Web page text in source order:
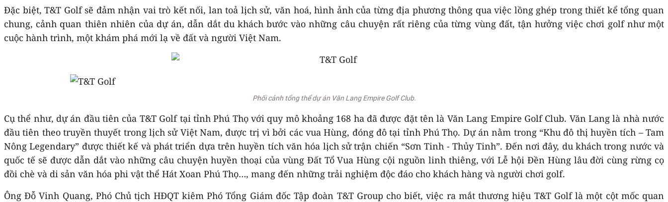
Đặc biệt, T&T Golf sẽ đảm nhận vai trò kết nối, lan toả lịch sử, văn hoá, hình ảnh của từng địa phương thông qua việc lồng ghép trong thiết kể tổng quan
chung, cảnh quan thiên nhiên của dự án, dẫn dắt du khách bước vào những câu chuyện rất riêng của từng vùng đất, tận hưởng việc chơi golf như một
cuộc hành trình, một khám phá mới lạ về đất và người Việt Nam.
Phối cảnh tổng thể dự án Văn Lang Empire Golf Club.
Cụ thể như, dự án đầu tiên của T&T Golf tại tỉnh Phú Thọ với quy mô khoảng 168 ha đã được đặt tên là Văn Lang Empire Golf Club. Văn Lang là nhà nước
đầu tiên theo truyền thuyết trong lịch sử Việt Nam, được trị vì bởi các vua Hùng, đóng đô tại tỉnh Phú Thọ. Dự án nằm trong “Khu đô thị huyền tích – Tam
Nông Legendary” được thiết kế và phát triển dựa trên huyền tích văn hóa lịch sử trận chiến “Sơn Tinh - Thủy Tinh”. Đến nơi đây, du khách trong nước và
quốc tế sẽ được dẫn dắt vào những câu chuyện huyền thoại của vùng Đất Tổ Vua Hùng cội nguồn linh thiêng, với Lễ hội Đền Hùng lâu đời cùng rừng cọ
đồi chè và di sản văn hóa phi vật thể Hát Xoan Phú Thọ…, mang đến những trải nghiệm độc đáo cho khách hàng và người chơi golf.
Ông Đỗ Vinh Quang, Phó Chủ tịch HĐQT kiêm Phó Tổng Giám đốc Tập đoàn T&T Group cho biết, việc ra mắt thương hiệu T&T Golf là một cột mốc quan